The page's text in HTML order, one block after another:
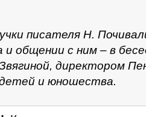
писателя Н.
и общении с ним – в
директором
и юношества.